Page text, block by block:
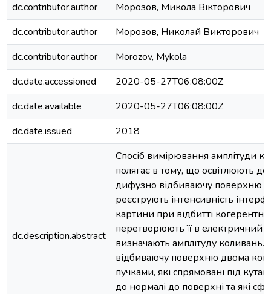
dc.contributor.author
Морозов, Микола Вікторович
dc.contributor.author
Морозов, Николай Викторович
dc.contributor.author
Morozov, Mykola
dc.date.accessioned
2020-05-27T06:08:00Z
dc.date.available
2020-05-27T06:08:00Z
dc.date.issued
2018
dc.description.abstract
Спосіб вимірювання амплітуди
полягає в тому, що освітлюють
дифузно відбиваючу поверхню
реєструють інтенсивність
картини при відбитті
перетворюють її в електричний
визначають амплітуду коливань.
відбиваючу поверхню двома
пучками, які спрямовані під
до нормалі до поверхні та які